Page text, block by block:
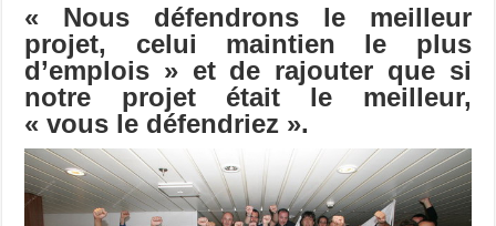
« Nous défendrons le meilleur
projet, celui maintien le plus
d’emplois » et de rajouter que si
notre projet était le meilleur,
« vous le défendriez ».